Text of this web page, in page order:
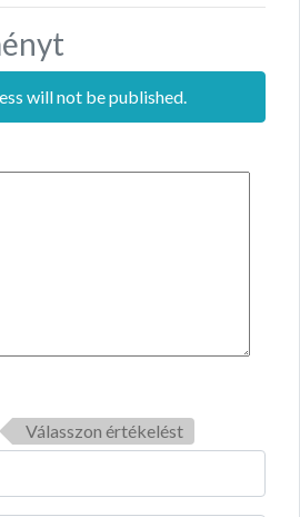
will not be published.
Válasszon értékelést